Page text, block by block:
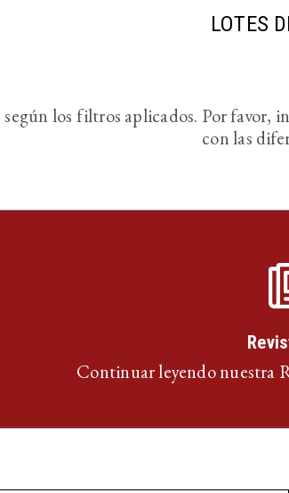
LOTES
los filtros aplicados. Por favor,
con las
Continuar leyendo nuestra